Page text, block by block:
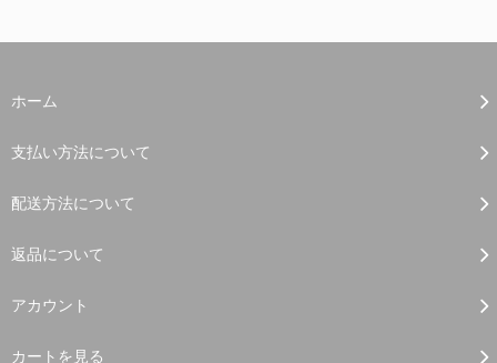
ホーム
支払い方法について
配送方法について
返品について
アカウント
カートを見る